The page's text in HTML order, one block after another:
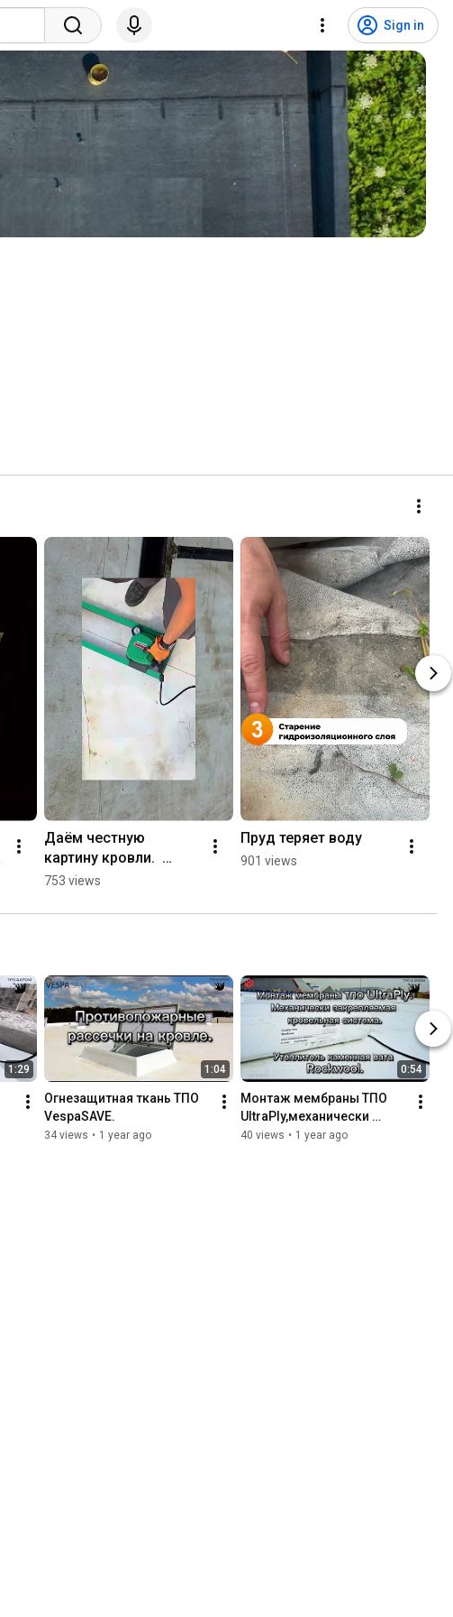
Sign in
Даём честную
картину кровли.
Поиск протечек:
«Изотест»
753 views
Пруд теряет воду
901 views
1:29 1:04
Огнезащитная ткань ТПО
VespaSAVE.
34 views • 1 year ago
0:54
Монтаж мембраны ТПО
UltraPly,механически
закрепляемая кровельная
40 views • 1 year ago